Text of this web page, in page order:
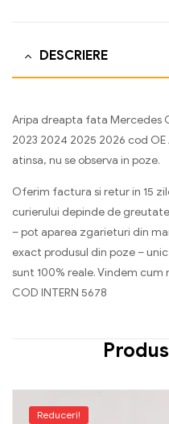
DESCRIERE
Aripa dreapta fata Mercedes
2023 2024 2025 2026 cod
atinsa, nu se observa in poze.
Oferim factura si retur in 15
curierului depinde de
– pot aparea zgarieturi din
exact produsul din poze –
sunt 100% reale. Vindem cum
COD INTERN 5678
Reduceri!